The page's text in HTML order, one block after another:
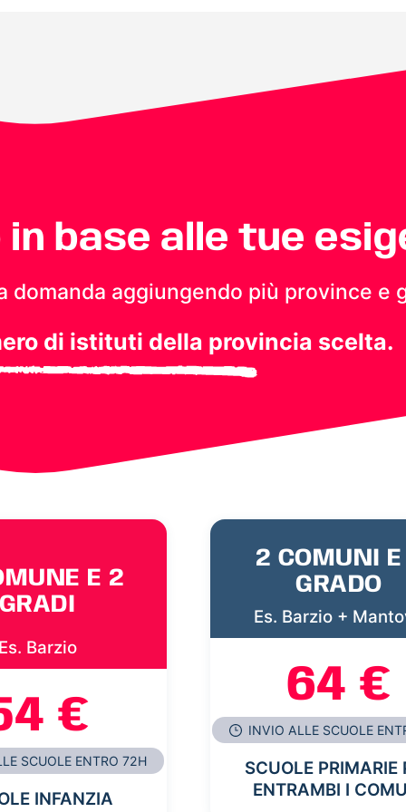
base alle tue
aggiungendo più province e
di istituti della provincia scelta.
E 2
GRADI
Es. Barzio
€
SCUOLE ENTRO 72H
INFANZIA
2 COMUNI
GRADO
Es. Barzio +
64 €
INVIO ALLE SCUOLE
SCUOLE PRIMARIE
ENTRAMBI I